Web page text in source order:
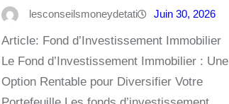
lesconseilsmoneydetati Juin 30, 2026
Article: Fond d’Investissement Immobilier
Le Fond d’Investissement Immobilier : Une
Option Rentable pour Diversifier Votre